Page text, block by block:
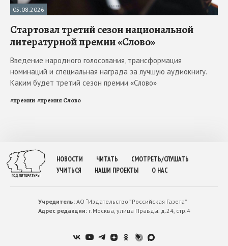
05.08.2026
Стартовал третий сезон национальной
литературной премии «Слово»
Введение народного голосования, трансформация
номинаций и специальная награда за лучшую аудиокнигу.
Каким будет третий сезон премии «Слово»
#премии #премия Слово
НОВОСТИ ЧИТАТЬ
СМОТРЕТЬ/СЛУШАТЬ
УЧИТЬСЯ
НАШИ ПРОЕКТЫ О НАС
Учредитель:АО “Издательство ”Российская Газета”
Адрес редакции:г.Москва, улица Правды. д.24, стр.4